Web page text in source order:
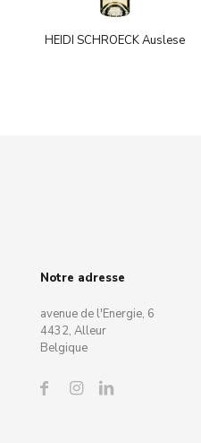
HEIDI SCHROECK Auslese
Notre adresse
avenue de l'Energie, 6
4432, Alleur
Belgique